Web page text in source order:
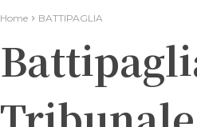
Home BATTIPAGLIA